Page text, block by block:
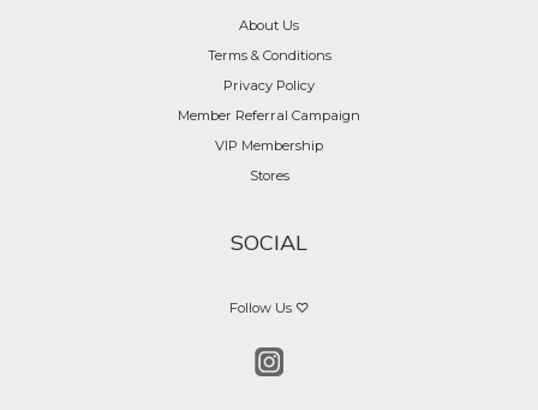
About Us
Terms & Conditions
Privacy Policy
Member Referral Campaign
VIP Membership
Stores
SOCIAL
Follow Us ♡